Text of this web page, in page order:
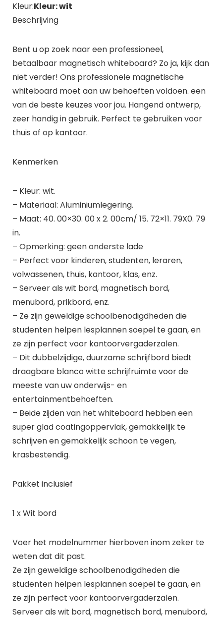
Kleur:Kleur: wit
Beschrijving
Bent u op zoek naar een professioneel,
betaalbaar magnetisch whiteboard? Zo ja, kijk dan
niet verder! Ons professionele magnetische
whiteboard moet aan uw behoeften voldoen. een
van de beste keuzes voor jou. Hangend ontwerp,
zeer handig in gebruik. Perfect te gebruiken voor
thuis of op kantoor.
Kenmerken
– Kleur: wit.
– Materiaal: Aluminiumlegering.
– Maat: 40. 00×30. 00 x 2. 00cm/ 15. 72×11. 79X0. 79
in.
– Opmerking: geen onderste lade
– Perfect voor kinderen, studenten, leraren,
volwassenen, thuis, kantoor, klas, enz.
– Serveer als wit bord, magnetisch bord,
menubord, prikbord, enz.
– Ze zijn geweldige schoolbenodigdheden die
studenten helpen lesplannen soepel te gaan, en
ze zijn perfect voor kantoorvergaderzalen.
– Dit dubbelzijdige, duurzame schrijfbord biedt
draagbare blanco witte schrijfruimte voor de
meeste van uw onderwijs- en
entertainmentbehoeften.
– Beide zijden van het whiteboard hebben een
super glad coatingoppervlak, gemakkelijk te
schrijven en gemakkelijk schoon te vegen,
krasbestendig.
Pakket inclusief
1 x Wit bord
Voer het modelnummer hierboven inom zeker te
weten dat dit past.
Ze zijn geweldige schoolbenodigdheden die
studenten helpen lesplannen soepel te gaan, en
ze zijn perfect voor kantoorvergaderzalen.
Serveer als wit bord, magnetisch bord, menubord,